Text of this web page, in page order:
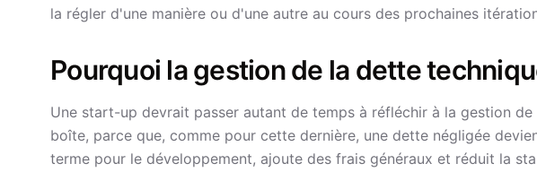
la régler d'une manière ou d'une autre au cours des prochaines
Pourquoi la gestion de la dette
Une start-up devrait passer autant de temps à réfléchir à la gestion
boîte, parce que, comme pour cette dernière, une dette négligée
terme pour le développement, ajoute des frais généraux et réduit la